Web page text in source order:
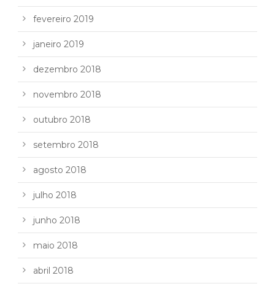
fevereiro 2019
janeiro 2019
dezembro 2018
novembro 2018
outubro 2018
setembro 2018
agosto 2018
julho 2018
junho 2018
maio 2018
abril 2018